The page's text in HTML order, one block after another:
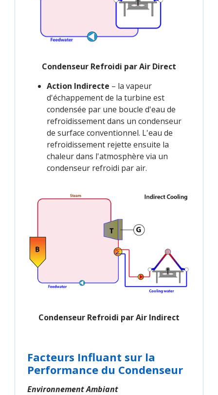
Condenseur Refroidi par Air Direct
Action Indirecte – la vapeur
d'échappement de la turbine est
condensée par une boucle d'eau de
refroidissement dans un condenseur
de surface conventionnel. L'eau de
refroidissement rejette ensuite la
chaleur dans l'atmosphère via un
condenseur refroidi par air.
Condenseur Refroidi par Air Indirect
Facteurs Influant sur la
Performance du Condenseur
Environnement Ambiant